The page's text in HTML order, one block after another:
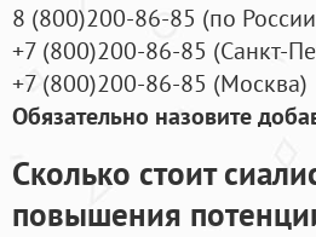
8 (800)200-86-85 (по
+7 (800)200-86-85 (Санкт-
+7 (800)200-86-85 (Москва)
Обязательно назовите
Сколько стоит
повышения